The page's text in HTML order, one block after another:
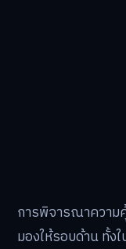
การพิจารณาความ
มองให้รอบด้าน ทั้ง